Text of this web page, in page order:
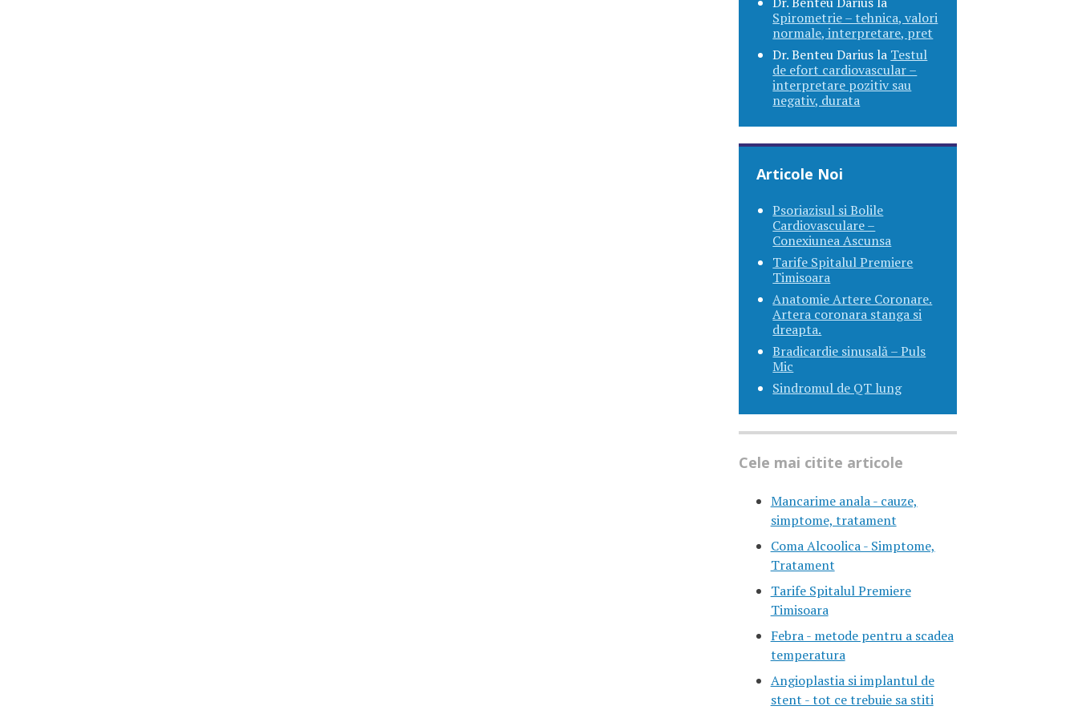
Spirometrie – tehnica, valori
normale, interpretare, pret
Dr. Benteu Darius la Testul
de efort cardiovascular –
interpretare pozitiv sau
negativ, durata
Articole Noi
Psoriazisul si Bolile
Cardiovasculare –
Conexiunea Ascunsa
Tarife Spitalul Premiere
Timisoara
Anatomie Artere Coronare.
Artera coronara stanga si
dreapta.
Bradicardie sinusală – Puls
Mic
Sindromul de QT lung
Cele mai citite articole
Mancarime anala - cauze,
simptome, tratament
Coma Alcoolica - Simptome,
Tratament
Tarife Spitalul Premiere
Timisoara
Febra - metode pentru a scadea
temperatura
Angioplastia si implantul de
stent - tot ce trebuie sa stiti